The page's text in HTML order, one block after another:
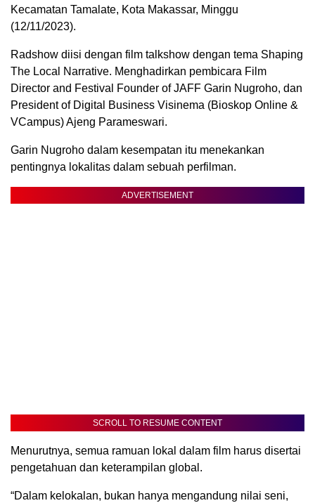
Kecamatan Tamalate, Kota Makassar, Minggu
(12/11/2023).
Radshow diisi dengan film talkshow dengan tema Shaping
The Local Narrative. Menghadirkan pembicara Film
Director and Festival Founder of JAFF Garin Nugroho, dan
President of Digital Business Visinema (Bioskop Online &
VCampus) Ajeng Parameswari.
Garin Nugroho dalam kesempatan itu menekankan
pentingnya lokalitas dalam sebuah perfilman.
ADVERTISEMENT
SCROLL TO RESUME CONTENT
Menurutnya, semua ramuan lokal dalam film harus disertai
pengetahuan dan keterampilan global.
“Dalam kelokalan, bukan hanya mengandung nilai seni,